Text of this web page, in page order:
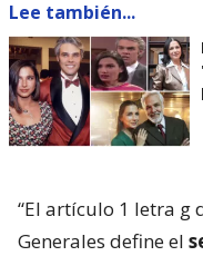
Lee también...
“El artículo 1 letra g
Generales define el